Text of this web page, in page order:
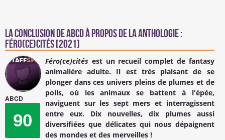
La conclusion deABCDà propos de la Anthologie :
Féro(ce)cités [2021]
ABCD
90
Féro(ce)cités est un recueil complet de fantasy
animalière adulte. Il est très plaisant de se
plonger dans ces univers pleins de plumes et de
poils, où les animaux se battent à l'épée,
naviguent sur les sept mers et interragissent
entre eux. Dix nouvelles, dix plumes aussi
diversifiées que délicates qui nous dépaignent
des mondes et des merveilles !